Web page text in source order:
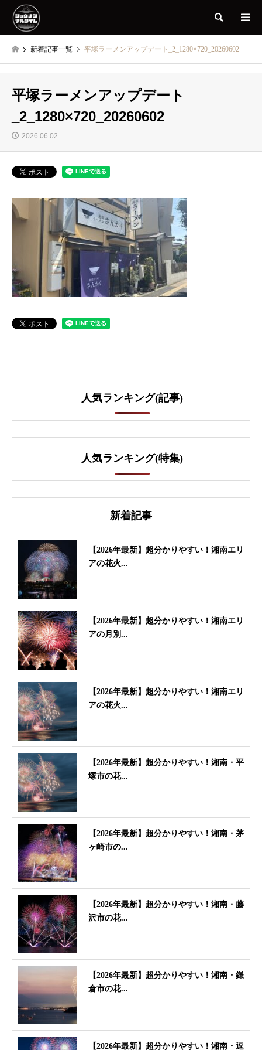
検索
新着記事一覧 平塚ラーメンアップデート_2_1280×720_20260602
平塚ラーメンアップデート
_2_1280×720_20260602
2026.06.02
人気ランキング(記事)
人気ランキング(特集)
新着記事
【2026年最新】超分かりやすい！湘南エリ
アの花火...
【2026年最新】超分かりやすい！湘南エリ
アの月別...
【2026年最新】超分かりやすい！湘南エリ
アの花火...
【2026年最新】超分かりやすい！湘南・平
塚市の花...
【2026年最新】超分かりやすい！湘南・茅
ヶ崎市の...
【2026年最新】超分かりやすい！湘南・藤
沢市の花...
【2026年最新】超分かりやすい！湘南・鎌
倉市の花...
【2026年最新】超分かりやすい！湘南・逗